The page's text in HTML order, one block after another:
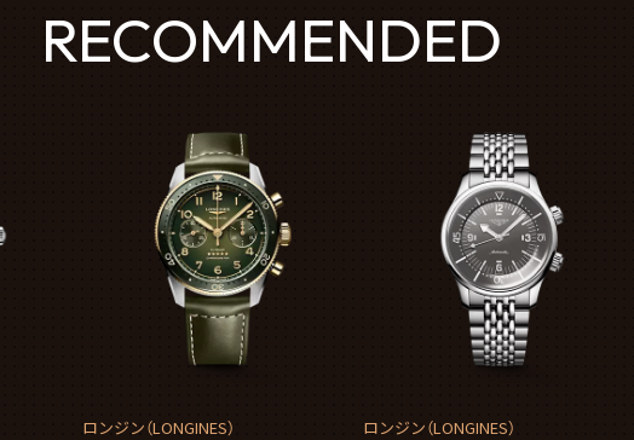
RECOMMENDED
ロンジン（LONGINES） ロンジン（LONGINES）